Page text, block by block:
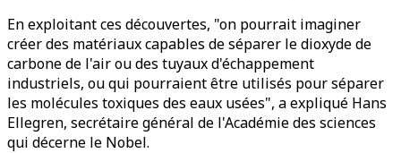
En exploitant ces découvertes, "on pourrait imaginer
créer des matériaux capables de séparer le dioxyde de
carbone de l'air ou des tuyaux d'échappement
industriels, ou qui pourraient être utilisés pour séparer
les molécules toxiques des eaux usées", a expliqué Hans
Ellegren, secrétaire général de l'Académie des sciences
qui décerne le Nobel.